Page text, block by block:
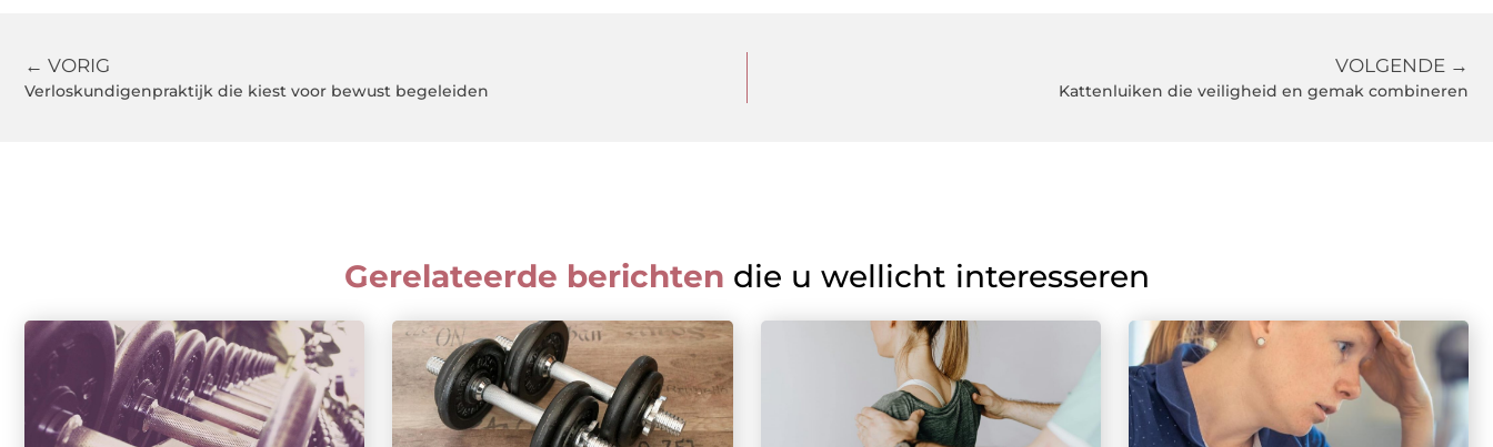
← VORIG
Verloskundigenpraktijk die kiest voor bewust begeleiden
VOLGENDE →
Kattenluiken die veiligheid en gemak combineren
Gerelateerde berichten die u wellicht interesseren